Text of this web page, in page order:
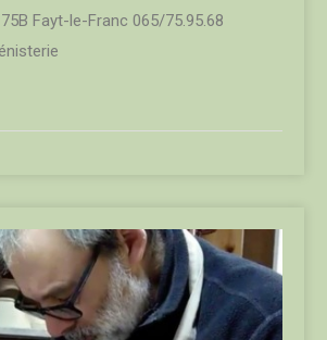
Fayt-le-Franc 065/75.95.68